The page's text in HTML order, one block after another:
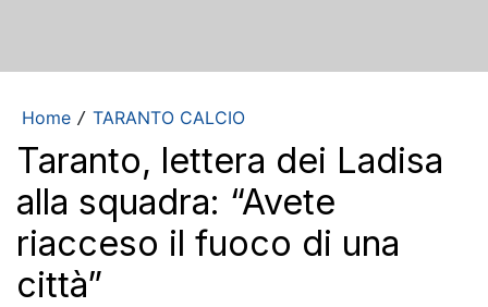
Home / TARANTO CALCIO
Taranto, lettera dei Ladisa
alla squadra: “Avete
riacceso il fuoco di una
città”